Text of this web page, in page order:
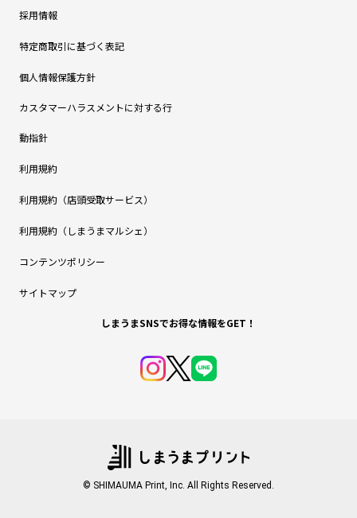
採用情報
特定商取引に基づく表記
個人情報保護方針
カスタマーハラスメントに対する行
動指針
利用規約
利用規約（店頭受取サービス）
利用規約（しまうまマルシェ）
コンテンツポリシー
サイトマップ
しまうまSNSでお得な情報をGET！
© SHIMAUMA Print, Inc. All Rights Reserved.